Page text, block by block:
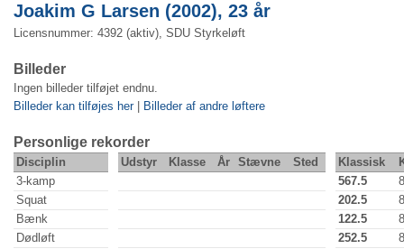
Joakim G Larsen (2002), 23 år
Licensnummer: 4392 (aktiv), SDU Styrkeløft
Billeder
Ingen billeder tilføjet endnu.
Billeder kan tilføjes her| Billeder af andre løftere
Personlige rekorder
Disciplin Udstyr Klasse År Stævne Sted Klassisk
3-kamp
567.5
Squat
202.5
Bænk
122.5
Dødløft
252.5